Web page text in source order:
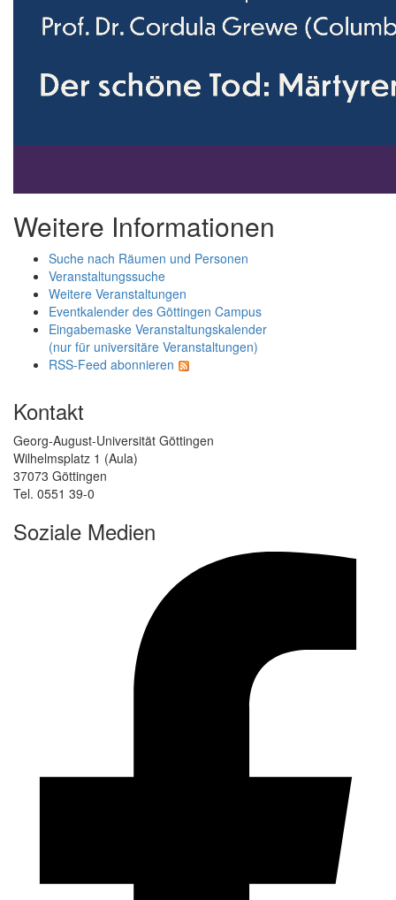
Weitere Informationen
Suche nach Räumen und Personen
Veranstaltungssuche
Weitere Veranstaltungen
Eventkalender des Göttingen Campus
Eingabemaske Veranstaltungskalender
(nur für universitäre Veranstaltungen)
RSS-Feed abonnieren
Kontakt
Georg-August-Universität Göttingen
Wilhelmsplatz 1 (Aula)
37073 Göttingen
Tel. 0551 39-0
Soziale Medien